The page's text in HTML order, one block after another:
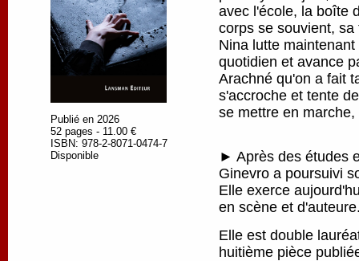
Publié en 2026
52 pages - 11.00 €
ISBN: 978-2-8071-0474-7
Disponible
avec l'école, la boîte
corps se souvient,
Nina lutte
quotidien et avance
Arachné qu'on a fait
s'accroche et tente
se mettre en
► Après des études
Ginevro a poursuivi
Elle exerce
en scène et
Elle est double
huitième pièce